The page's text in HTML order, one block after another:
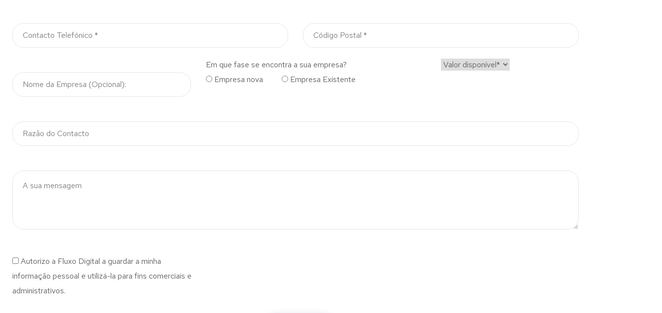
Em que fase se encontra a sua empresa?
Empresa nova
Empresa Existente
Autorizo a Fluxo Digital a guardar a minha
informação pessoal e utilizá-la para fins comerciais e
administrativos.